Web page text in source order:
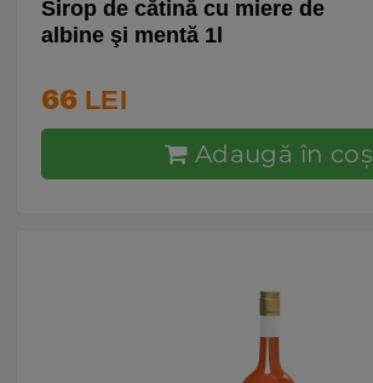
Sirop de cătină cu miere de
albine şi mentă 1l
66 LEI
Adaugă în coş